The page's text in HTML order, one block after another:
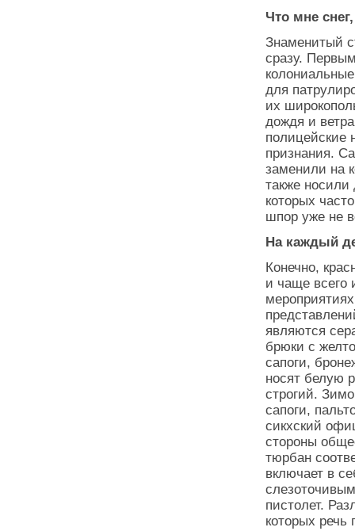
Что мне
Знаменитый
сразу.
для
их
дождя и
полицейские
признания.
заменили на
также носили
которых
шпор уже не
На каждый
Конечно,
и чаще всего
являются
брюки с
сапоги,
носят белую
строгий.
сапоги,
сикхский
стороны
тюрбан
включает в
пистолет.
которых